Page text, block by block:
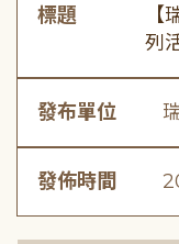
標題
列
發布單位
發佈時間